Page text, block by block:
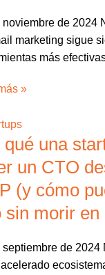
noviembre de 2024
marketing sigue
más
»
qué una
un CTO
(y cómo
sin morir en
septiembre de 2024